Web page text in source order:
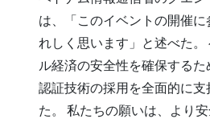
は、「このイベントの開催に
れしく思います」と述べた。
ル経済の安全性を確保する
認証技術の採用を全面的に支
た。 私たちの願いは、より